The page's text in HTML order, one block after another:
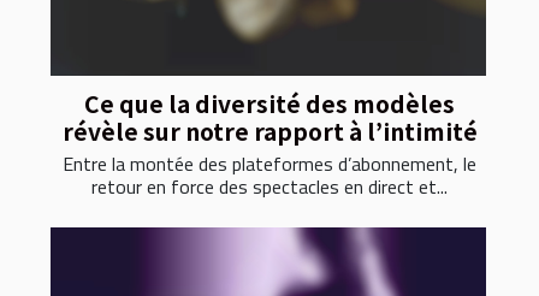
Ce que la diversité des modèles
révèle sur notre rapport à l’intimité
Entre la montée des plateformes d’abonnement, le
retour en force des spectacles en direct et...